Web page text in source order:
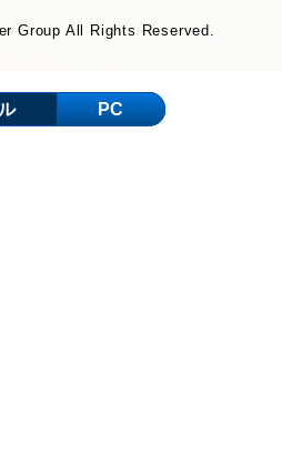
Group All Rights Reserved.
PC